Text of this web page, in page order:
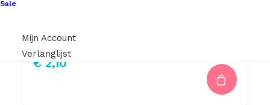
Sale
Mijn Account
Verlanglijst
€ 2,10